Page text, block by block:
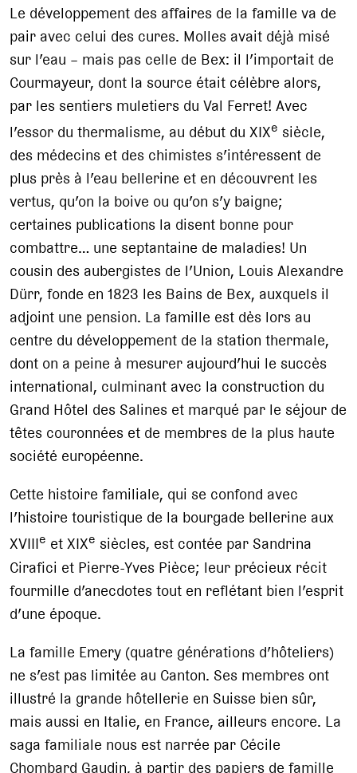
Le développement des affaires de la famille va de
pair avec celui des cures. Molles avait déjà misé
sur l’eau – mais pas celle de Bex: il l’importait de
Courmayeur, dont la source était célèbre alors,
par les sentiers muletiers du Val Ferret! Avec
l’essor du thermalisme, au début du XIXe siècle,
des médecins et des chimistes s’intéressent de
plus près à l’eau bellerine et en découvrent les
vertus, qu’on la boive ou qu’on s’y baigne;
certaines publications la disent bonne pour
combattre… une septantaine de maladies! Un
cousin des aubergistes de l’Union, Louis Alexandre
Dürr, fonde en 1823 les Bains de Bex, auxquels il
adjoint une pension. La famille est dès lors au
centre du développement de la station thermale,
dont on a peine à mesurer aujourd’hui le succès
international, culminant avec la construction du
Grand Hôtel des Salines et marqué par le séjour de
têtes couronnées et de membres de la plus haute
société européenne.
Cette histoire familiale, qui se confond avec
l’histoire touristique de la bourgade bellerine aux
XVIIIe et XIXe siècles, est contée par Sandrina
Cirafici et Pierre-Yves Pièce; leur précieux récit
fourmille d’anecdotes tout en reflétant bien l’esprit
d’une époque.
La famille Emery (quatre générations d’hôteliers)
ne s’est pas limitée au Canton. Ses membres ont
illustré la grande hôtellerie en Suisse bien sûr,
mais aussi en Italie, en France, ailleurs encore. La
saga familiale nous est narrée par Cécile
Chombard Gaudin, à partir des papiers de famille